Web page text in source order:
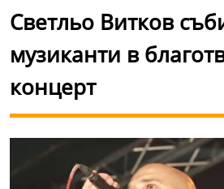
Светльо Витков
музиканти в
концерт